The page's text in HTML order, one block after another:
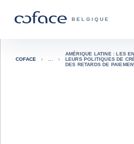
COFACE, FOR
BELGIQUE
Retour à la page d'accueil
COFACE
AMÉRIQUE LATINE : LES
LEURS POLITIQUES DE
DES RETARDS DE